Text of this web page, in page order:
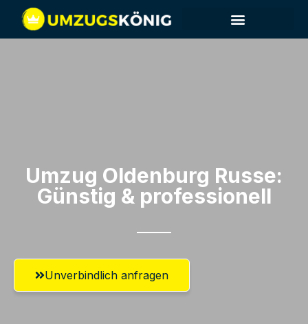
Umzug Oldenburg​ Russe:
Günstig & professionell​
Unverbindlich anfragen